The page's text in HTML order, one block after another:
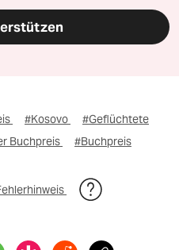
#Kosovo
#Geflüchtete
Buchpreis #Buchpreis